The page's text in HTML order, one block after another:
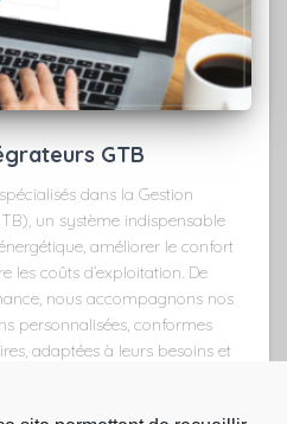
GTB
dans la Gestion
un système indispensable
améliorer le confort
les coûts d’exploitation. De
nous accompagnons nos
personnalisées, conformes
adaptées à leurs besoins et